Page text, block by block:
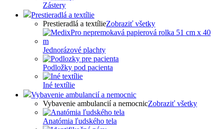
Zástery
Prestieradlá a textílie
Prestieradlá a textílieZobraziť všetky
Jednorázové plachty
Podložky pod pacienta
Iné textílie
Vybavenie ambulancií a nemocnic
Vybavenie ambulancií a nemocnicZobraziť všetky
Anatómia ľudského tela